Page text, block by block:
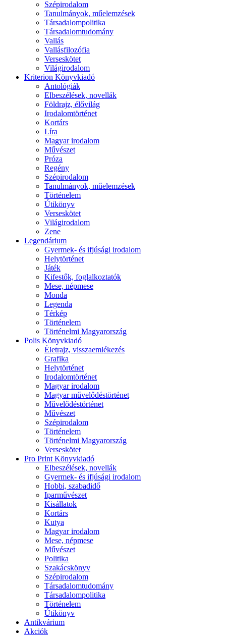
Szépirodalom
Tanulmányok, műelemzések
Társadalompolitika
Társadalomtudomány
Vallás
Vallásfilozófia
Verseskötet
Világirodalom
Kriterion Könyvkiadó
Antológiák
Elbeszélések, novellák
Földrajz, élővilág
Irodalomtörténet
Kortárs
Líra
Magyar irodalom
Művészet
Próza
Regény
Szépirodalom
Tanulmányok, műelemzések
Történelem
Útikönyv
Verseskötet
Világirodalom
Zene
Legendárium
Gyermek- és ifjúsági irodalom
Helytörténet
Játék
Kifestők, foglalkoztatók
Mese, népmese
Monda
Legenda
Térkép
Történelem
Történelmi Magyarország
Polis Könyvkiadó
Életrajz, visszaemlékezés
Grafika
Helytörténet
Irodalomtörténet
Magyar irodalom
Magyar művelődéstörténet
Művelődéstörténet
Művészet
Szépirodalom
Történelem
Történelmi Magyarország
Verseskötet
Pro Print Könyvkiadó
Elbeszélések, novellák
Gyermek- és ifjúsági irodalom
Hobbi, szabadidő
Iparművészet
Kisállatok
Kortárs
Kutya
Magyar irodalom
Mese, népmese
Művészet
Politika
Szakácskönyv
Szépirodalom
Társadalomtudomány
Társadalompolitika
Történelem
Útikönyv
Antikvárium
Akciók